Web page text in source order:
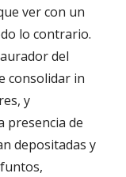
ver con un
lo contrario.
del
consolidar in
y
presencia de
depositadas y